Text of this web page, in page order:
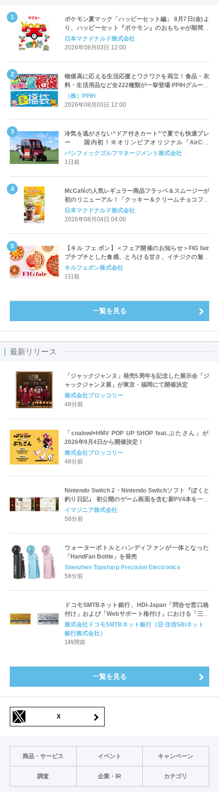
ポケモン夏マック「ハッピーセット編」 8月7日(金)よ
り、ハッピーセット『ポケモン』のおもちゃが期間限
定登場
日本マクドナルド株式会社
2026年08月03日 12:00
物価高に応える生活応援とワクワクを両立！食品・衣
料・生活用品など全222種類が一挙登場 PPIHグループ
「夏福袋」＆セール 8月6日(木)より順次スタート
（株）PPIH
2026年08月03日 12:00
冷気を逃がさない“ドア付きカート”で夏でも快適プレ
ー 国内初！※オリンピアオリジナル「AirCon
Cart（エアコンカート）」導入 | ＰＧＭ
パシフィックゴルフマネージメント株式会社
1日前
McCaféの人気レギュラー商品フラッペ＆スムージーが
初のリニューアル！「クッキー＆クリームチョコフラ
ッペ」「マンゴースムージー」8月5日（水）から販売
開始
日本マクドナルド株式会社
2026年08月04日 04:00
【キル フェ ボン】＜フェア開催のお知らせ＞FIG fair
プチプチとした食感、とろける甘さ、イチジクの魅力
をたっぷりと。新作を含め、イチジク尽くしの全4種が
登場8月20日（木）スタート
キルフェボン株式会社
2日前
一覧を見る
最新リリース
「ジャックジャンヌ」発売5周年を記念した展示会「ジ
ャックジャンヌ展」が東京・福岡にて開催決定
株式会社ブロッコリー
48分前
「coalowl×HMV POP UP SHOP feat.ぶたさん」が
2026年9月4日から開催決定！
株式会社ブロッコリー
48分前
Nintendo Switch 2・Nintendo Switchソフト『ぼくと
釣り日記』 初公開のゲーム画面を含む新PV4本を一挙
公開！
イマジニア株式会社
58分前
ウォーターボトルとハンディファンが一体となった
「HandFan Bottle」を発売
Shenzhen Topsharp Precision Electronics
58分前
ドコモSMTBネット銀行、HDI-Japan「問合せ窓口格
付け」および「Webサポート格付け」における「三つ
星」獲得のお知らせ
株式会社ドコモSMTBネット銀行（旧 住信SBIネット
銀行株式会社）
1時間前
一覧を見る
X
商品・サービス イベント キャンペーン
調査 企業・IR カテゴリ